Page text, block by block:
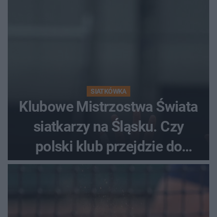
SIATKÓWKA
Klubowe Mistrzostwa Świata
siatkarzy na Śląsku. Czy
polski klub przejdzie do
historii